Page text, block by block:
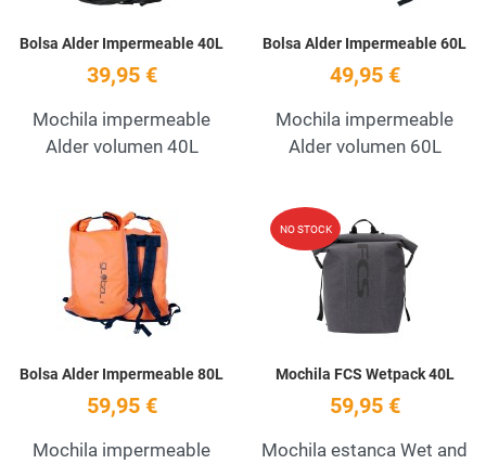
Bolsa Alder Impermeable 40L
39,95 €
Mochila impermeable
Alder volumen 40L
Bolsa Alder Impermeable 60L
49,95 €
Mochila impermeable
Alder volumen 60L
Add to Wishlist
Quick View
Bolsa Alder Impermeable 80L
59,95 €
Mochila impermeable
NO STOCK
Mochila FCS Wetpack 40L
59,95 €
Mochila estanca Wet and